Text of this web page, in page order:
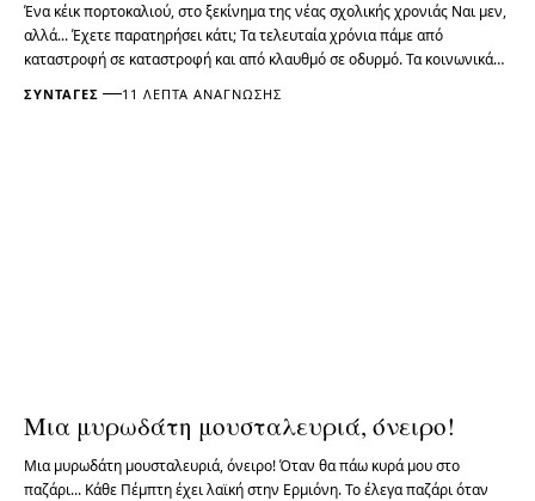
Ένα κέικ πορτοκαλιού, στο ξεκίνημα της νέας σχολικής χρονιάς Ναι μεν,
αλλά... Έχετε παρατηρήσει κάτι; Τα τελευταία χρόνια πάμε από
καταστροφή σε καταστροφή και από κλαυθμό σε οδυρμό. Τα κοινωνικά…
ΣΥΝΤΑΓΈΣ 11 ΛΕΠΤΆ ΑΝΆΓΝΩΣΗΣ
Μια μυρωδάτη μουσταλευριά, όνειρο!
Μια μυρωδάτη μουσταλευριά, όνειρο! Όταν θα πάω κυρά μου στο
παζάρι... Κάθε Πέμπτη έχει λαϊκή στην Ερμιόνη. Το έλεγα παζάρι όταν